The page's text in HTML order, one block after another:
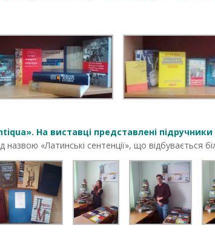
На виставці представлені
«Латинські сентенції», що відбувається